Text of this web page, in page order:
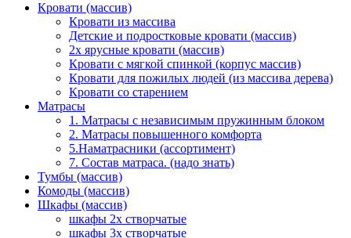
Кровати (массив)
Кровати из массива
Детские и подростковые кровати (массив)
2х ярусные кровати (массив)
Кровати с мягкой спинкой (корпус массив)
Кровати для пожилых людей (из массива дерева)
Кровати со старением
Матрасы
1. Матрасы с независимым пружинным блоком
2. Матрасы повышенного комфорта
5.Наматрасники (ассортимент)
7. Состав матраса. (надо знать)
Тумбы (массив)
Комоды (массив)
Шкафы (массив)
шкафы 2х створчатые
шкафы 3х створчатые